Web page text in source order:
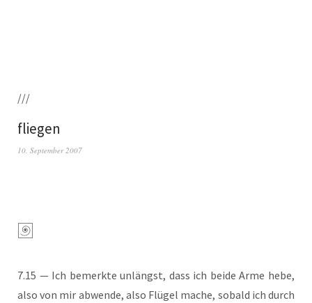
///
fliegen
10. September 2007
7.15 — Ich bemerk­te unlängst, dass ich bei­de Arme hebe,
also von mir abwen­de, also Flü­gel mache, sobald ich durch